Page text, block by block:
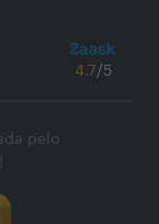
4.7/5
pelo